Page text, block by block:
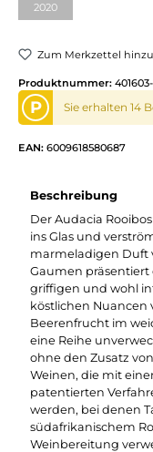
2020(Diese Option ist
Zum Merkzettel
Produktnummer:
P Sie erhalten 14
EAN: 6009618580687
Beschreibung
Der Audacia
ins Glas und
marmeladigen Duft
Gaumen
griffigen und wohl
köstlichen Nuancen
Beerenfrucht im
eine Reihe
ohne den Zusatz
Weinen, die mit
patentierten
werden, bei denen
südafrikanischem
Weinbereitung